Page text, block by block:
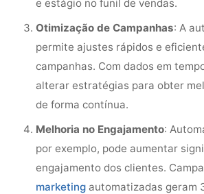
e estágio no funil de vendas.
Otimização de Campanhas: A
permite ajustes rápidos e
campanhas. Com dados em
alterar estratégias para obter
de forma contínua.
Melhoria no Engajamento:
por exemplo, pode aumentar
engajamento dos clientes.
marketing automatizadas geram